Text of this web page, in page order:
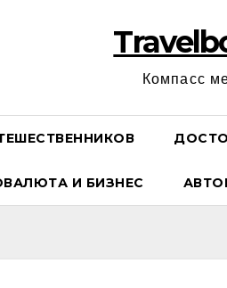
Компасс
И БИЗНЕС